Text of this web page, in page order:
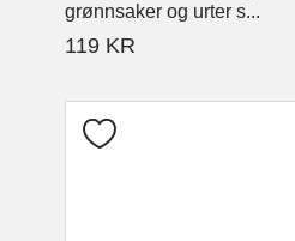
grønnsaker og urter s...
119 KR